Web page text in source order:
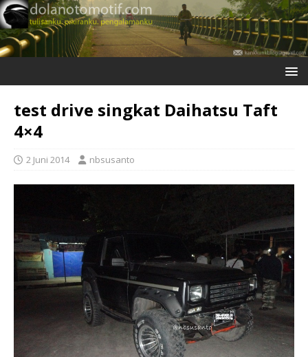
test drive singkat Daihatsu Taft
4×4
2 Juni 2014 nbsusanto